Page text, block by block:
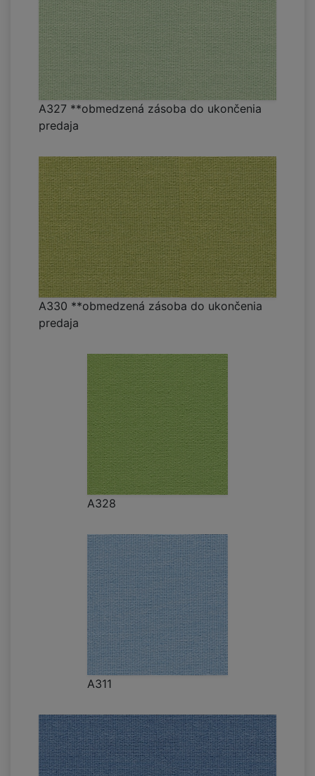
A327 **obmedzená zásoba do ukončenia
predaja
A330 **obmedzená zásoba do ukončenia
predaja
A328
A311